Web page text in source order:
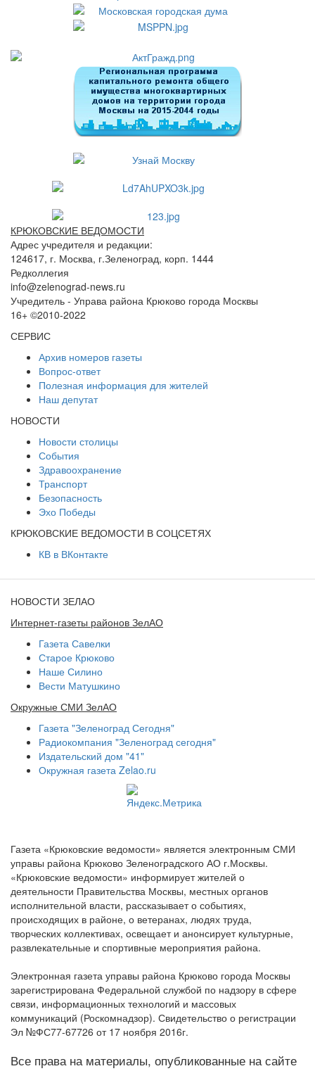
КРЮКОВСКИЕ ВЕДОМОСТИ
Адрес учредителя и редакции:
124617, г. Москва, г.Зеленоград, корп. 1444
Редколлегия
info@zelenograd-news.ru
Учредитель - Управа района Крюково города Москвы
16+ ©2010-2022
СЕРВИС
Архив номеров газеты
Вопрос-ответ
Полезная информация для жителей
Наш депутат
НОВОСТИ
Новости столицы
События
Здравоохранение
Транспорт
Безопасность
Эхо Победы
КРЮКОВСКИЕ ВЕДОМОСТИ В СОЦСЕТЯХ
КВ в ВКонтакте
НОВОСТИ ЗЕЛАО
Интернет-газеты районов ЗелАО
Газета Савелки
Старое Крюково
Наше Силино
Вести Матушкино
Окружные СМИ ЗелАО
Газета "Зеленоград Сегодня"
Радиокомпания "Зеленоград сегодня"
Издательский дом "41"
Окружная газета Zelao.ru
Газета «Крюковские ведомости» является электронным СМИ
управы района Крюково Зеленоградского АО г.Москвы.
«Крюковские ведомости» информирует жителей о
деятельности Правительства Москвы, местных органов
исполнительной власти, рассказывает о событиях,
происходящих в районе, о ветеранах, людях труда,
творческих коллективах, освещает и анонсирует культурные,
развлекательные и спортивные мероприятия района.
Электронная газета управы района Крюково города Москвы
зарегистрирована Федеральной службой по надзору в сфере
связи, информационных технологий и массовых
коммуникаций (Роскомнадзор). Свидетельство о регистрации
Эл №ФС77-67726 от 17 ноября 2016г.
Все права на материалы, опубликованные на сайте